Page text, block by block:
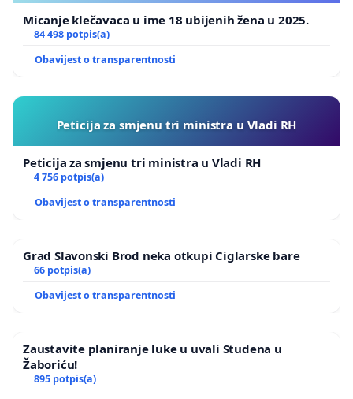
Micanje klečavaca u ime 18 ubijenih žena u 2025.
84 498 potpis(a)
Obavijest o transparentnosti
Peticija za smjenu tri ministra u Vladi RH
Peticija za smjenu tri ministra u Vladi RH
4 756 potpis(a)
Obavijest o transparentnosti
Grad Slavonski Brod neka otkupi Ciglarske bare
66 potpis(a)
Obavijest o transparentnosti
Zaustavite planiranje luke u uvali Studena u
Žaboriću!
895 potpis(a)